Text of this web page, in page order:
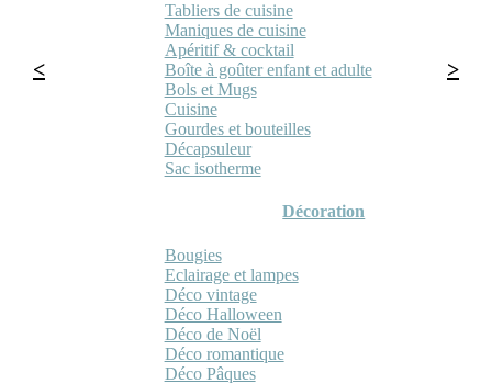
Tabliers de cuisine
Maniques de cuisine
Apéritif & cocktail
Boîte à goûter enfant et adulte
Bols et Mugs
Cuisine
Gourdes et bouteilles
Décapsuleur
Sac isotherme
Décoration
Bougies
Eclairage et lampes
Déco vintage
Déco Halloween
Déco de Noël
Déco romantique
Déco Pâques